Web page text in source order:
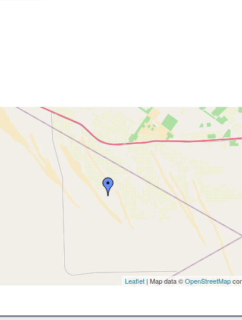
Leaflet | Map data ©OpenStreetMap